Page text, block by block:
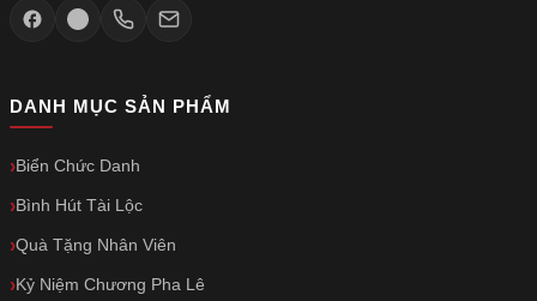
DANH MỤC SẢN PHẨM
Biển Chức Danh
Bình Hút Tài Lộc
Quà Tặng Nhân Viên
Kỷ Niệm Chương Pha Lê